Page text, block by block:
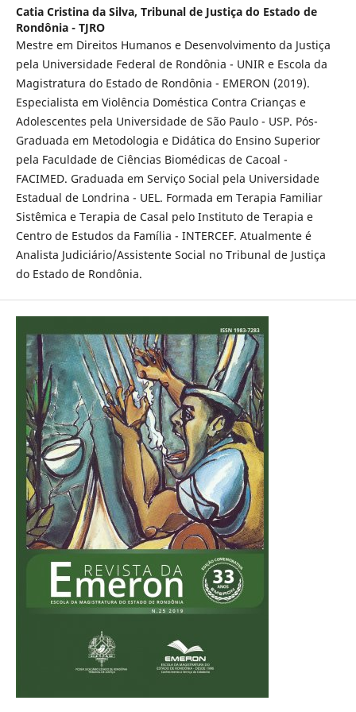
Catia Cristina da Silva, Tribunal de Justiça do Estado de
Rondônia - TJRO
Mestre em Direitos Humanos e Desenvolvimento da Justiça
pela Universidade Federal de Rondônia - UNIR e Escola da
Magistratura do Estado de Rondônia - EMERON (2019).
Especialista em Violência Doméstica Contra Crianças e
Adolescentes pela Universidade de São Paulo - USP. Pós-
Graduada em Metodologia e Didática do Ensino Superior
pela Faculdade de Ciências Biomédicas de Cacoal -
FACIMED. Graduada em Serviço Social pela Universidade
Estadual de Londrina - UEL. Formada em Terapia Familiar
Sistêmica e Terapia de Casal pelo Instituto de Terapia e
Centro de Estudos da Família - INTERCEF. Atualmente é
Analista Judiciário/Assistente Social no Tribunal de Justiça
do Estado de Rondônia.